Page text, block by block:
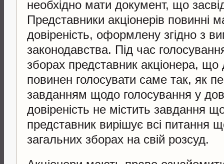
необхідно мати документ, що
Представники акціонерів повинні
довіреність, оформлену згідно з
законодавства. Під час
зборах представник акціонера, що
повинен голосувати саме так, як
завданням щодо голосування у
довіреність не містить завдання
представник вирішує всі питання
загальних зборах на свій розсуд.